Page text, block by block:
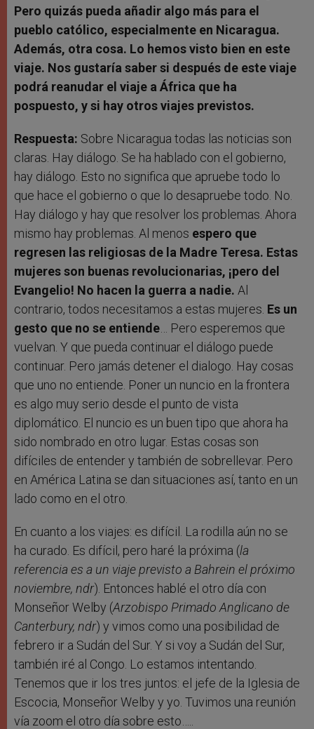
Pero quizás pueda añadir algo más para el
pueblo católico, especialmente en Nicaragua.
Además, otra cosa. Lo hemos visto bien en este
viaje. Nos gustaría saber si después de este viaje
podrá reanudar el viaje a África que ha
pospuesto, y si hay otros viajes previstos.
Respuesta: Sobre Nicaragua todas las noticias son
claras. Hay diálogo. Se ha hablado con el gobierno,
hay diálogo. Esto no significa que apruebe todo lo
que hace el gobierno o que lo desapruebe todo. No.
Hay diálogo y hay que resolver los problemas. Ahora
mismo hay problemas. Al menos espero que
regresen las religiosas de la Madre Teresa. Estas
mujeres son buenas revolucionarias, ¡pero del
Evangelio! No hacen la guerra a nadie. Al
contrario, todos necesitamos a estas mujeres. Es un
gesto que no se entiende … Pero esperemos que
vuelvan. Y que pueda continuar el diálogo puede
continuar. Pero jamás detener el dialogo. Hay cosas
que uno no entiende. Poner un nuncio en la frontera
es algo muy serio desde el punto de vista
diplomático. El nuncio es un buen tipo que ahora ha
sido nombrado en otro lugar. Estas cosas son
difíciles de entender y también de sobrellevar. Pero
en América Latina se dan situaciones así, tanto en un
lado como en el otro.
En cuanto a los viajes: es difícil. La rodilla aún no se
ha curado. Es difícil, pero haré la próxima (la
referencia es a un viaje previsto a Bahrein el próximo
noviembre, ndr). Entonces hablé el otro día con
Monseñor Welby (Arzobispo Primado Anglicano de
Canterbury, ndr) y vimos como una posibilidad de
febrero ir a Sudán del Sur. Y si voy a Sudán del Sur,
también iré al Congo. Lo estamos intentando.
Tenemos que ir los tres juntos: el jefe de la Iglesia de
Escocia, Monseñor Welby y yo. Tuvimos una reunión
vía zoom el otro día sobre esto…..